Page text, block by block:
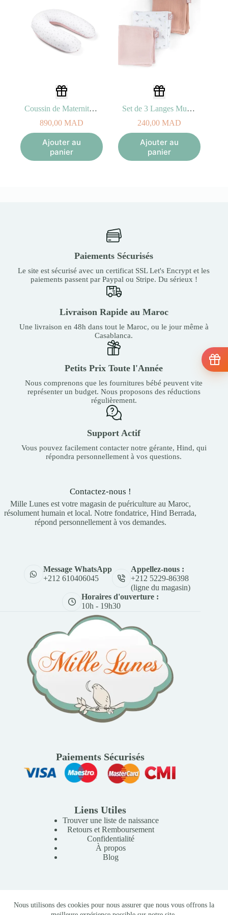
Nous utilisons des cookies pour nous assurer que nous vous offrons la
Coussin de Maternité Buddy Flower Pink
890,00 MAD
Ajouter au
panier
Set de 3 Langes Muslin 70×70 cm Flower Pink Lovely
240,00 MAD
Ajouter au
panier
Paiements Sécurisés
Le site est sécurisé avec un certificat SSL Let's Encrypt et les
paiements passent par Paypal ou Stripe. Du sérieux !
Livraison Rapide au Maroc
Une livraison en 48h dans tout le Maroc, ou le jour même à
Casablanca.
Petits Prix Toute l'Année
Nous comprenons que les fournitures bébé peuvent vite
représenter un budget. Nous proposons des réductions
régulièrement.
Support Actif
Vous pouvez facilement contacter notre gérante, Hind, qui
répondra personnellement à vos questions.
Contactez-nous !
Mille Lunes est votre magasin de puériculture au Maroc,
résolument humain et local. Notre fondatrice, Hind Berrada,
répond personnellement à vos demandes.
Message WhatsApp
+212 610406045
Appellez-nous :
+212 5229-86398
(ligne du magasin)
Horaires d'ouverture :
10h - 19h30
Paiements Sécurisés
Liens Utiles
Trouver une liste de naissance
Retours et Remboursement
Confidentialité
À propos
Blog
Copyright © 2026 Mille Lunes - Création du site :
Baptiste
-Conditions Générales de Vente